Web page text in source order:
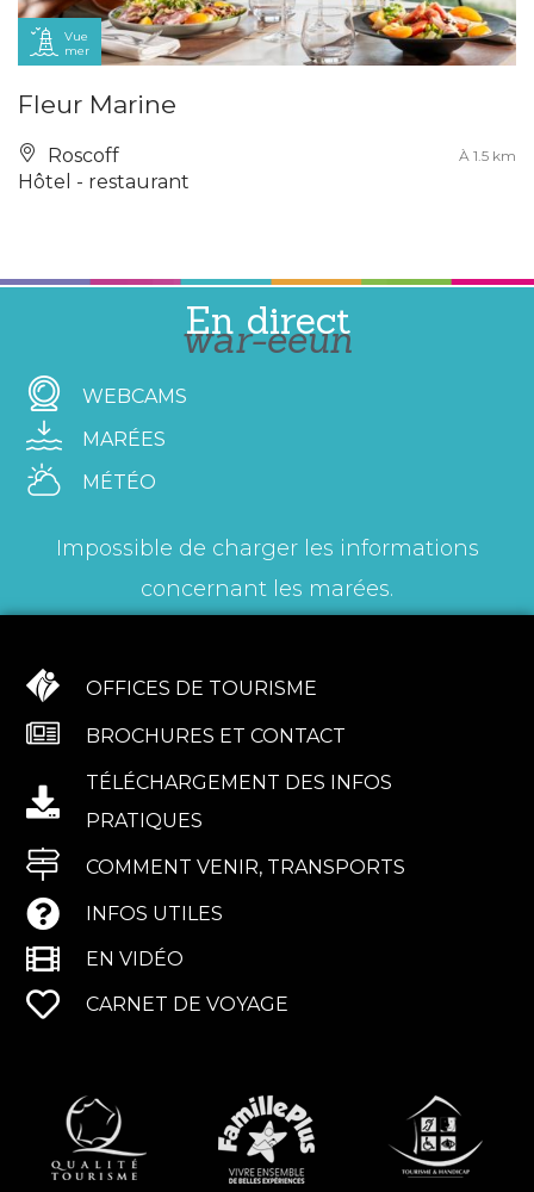
Vue
mer
Fleur Marine
Roscoff À 1.5 km
Hôtel - restaurant
En direct
war-eeun
WEBCAMS
MARÉES
MÉTÉO
Impossible de charger les informations
concernant les marées.
OFFICES DE TOURISME
BROCHURES ET CONTACT
TÉLÉCHARGEMENT DES INFOS
PRATIQUES
COMMENT VENIR, TRANSPORTS
INFOS UTILES
EN VIDÉO
CARNET DE VOYAGE